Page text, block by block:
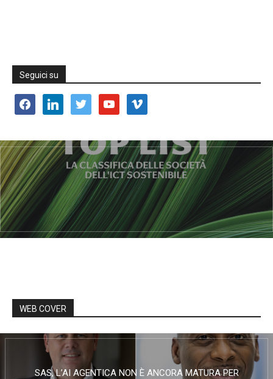
Seguici su
facebooklinkedin twitter youtube vimeo
WEB COVER
SAS, L’AI AGENTICA NON È ANCORA MATURA PER